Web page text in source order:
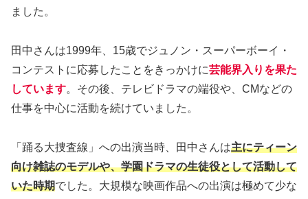
ました。
田中さんは1999年、15歳でジュノン・スーパーボーイ・
コンテストに応募したことをきっかけに芸能界入りを果た
しています。その後、テレビドラマの端役や、CMなどの
仕事を中心に活動を続けていました。
「踊る大捜査線」への出演当時、田中さんは主にティーン
向け雑誌のモデルや、学園ドラマの生徒役として活動して
いた時期でした。大規模な映画作品への出演は極めて少な